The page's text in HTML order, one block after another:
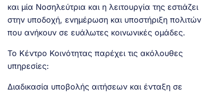
και μία Νοσηλεύτρια και η λειτουργία της εστιάζει
στην υποδοχή, ενημέρωση και υποστήριξη πολιτών
που ανήκουν σε ευάλωτες κοινωνικές ομάδες.
Το Κέντρο Κοινότητας παρέχει τις ακόλουθες
υπηρεσίες:
Διαδικασία υποβολής αιτήσεων και ένταξη σε